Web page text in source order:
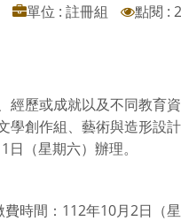
單位 : 註冊組 點閱 :
經歷或成就以及不同教育
學創作組、藝術與造形設
（星期六）辦理。
時間：112年10月2日（